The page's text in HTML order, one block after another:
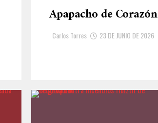
Apapacho de Corazón
Carlos Torres 23 DE JUNIO DE 2026